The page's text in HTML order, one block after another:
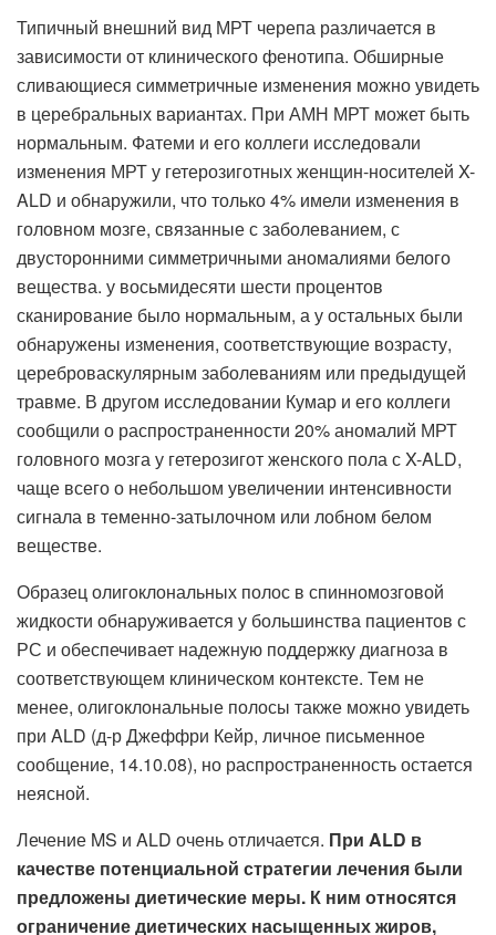
Типичный внешний вид МРТ черепа различается в
зависимости от клинического фенотипа. Обширные
сливающиеся симметричные изменения можно увидеть
в церебральных вариантах. При АМН МРТ может быть
нормальным. Фатеми и его коллеги исследовали
изменения МРТ у гетерозиготных женщин-носителей X-
ALD и обнаружили, что только 4% имели изменения в
головном мозге, связанные с заболеванием, с
двусторонними симметричными аномалиями белого
вещества. у восьмидесяти шести процентов
сканирование было нормальным, а у остальных были
обнаружены изменения, соответствующие возрасту,
цереброваскулярным заболеваниям или предыдущей
травме. В другом исследовании Кумар и его коллеги
сообщили о распространенности 20% аномалий МРТ
головного мозга у гетерозигот женского пола с X-ALD,
чаще всего о небольшом увеличении интенсивности
сигнала в теменно-затылочном или лобном белом
веществе.
Образец олигоклональных полос в спинномозговой
жидкости обнаруживается у большинства пациентов с
РС и обеспечивает надежную поддержку диагноза в
соответствующем клиническом контексте. Тем не
менее, олигоклональные полосы также можно увидеть
при ALD (д-р Джеффри Кейр, личное письменное
сообщение, 14.10.08), но распространенность остается
неясной.
Лечение MS и ALD очень отличается. При ALD в
качестве потенциальной стратегии лечения были
предложены диетические меры. К ним относятся
ограничение диетических насыщенных жиров,